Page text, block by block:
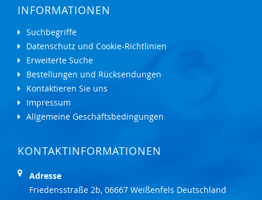
INFORMATIONEN
Suchbegriffe
Datenschutz und Cookie-Richtlinien
Erweiterte Suche
Bestellungen und Rücksendungen
Kontaktieren Sie uns
Impressum
Allgemeine Geschäftsbedingungen
KONTAKTINFORMATIONEN
Adresse
Friedensstraße 2b, 06667 Weißenfels Deutschland